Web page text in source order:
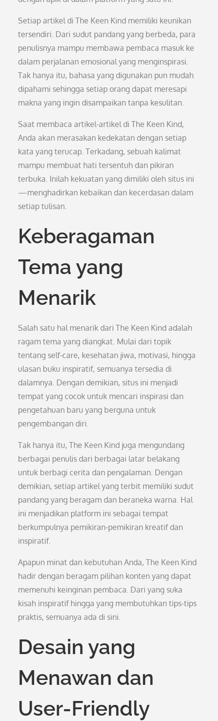
Setiap artikel di The Keen Kind memiliki keunikan
tersendiri. Dari sudut pandang yang berbeda, para
penulisnya mampu membawa pembaca masuk ke
dalam perjalanan emosional yang menginspirasi.
Tak hanya itu, bahasa yang digunakan pun mudah
dipahami sehingga setiap orang dapat meresapi
makna yang ingin disampaikan tanpa kesulitan.
Saat membaca artikel-artikel di The Keen Kind,
Anda akan merasakan kedekatan dengan setiap
kata yang terucap. Terkadang, sebuah kalimat
mampu membuat hati tersentuh dan pikiran
terbuka. Inilah kekuatan yang dimiliki oleh situs ini
—menghadirkan kebaikan dan kecerdasan dalam
setiap tulisan.
Keberagaman
Tema yang
Menarik
Salah satu hal menarik dari The Keen Kind adalah
ragam tema yang diangkat. Mulai dari topik
tentang self-care, kesehatan jiwa, motivasi, hingga
ulasan buku inspiratif, semuanya tersedia di
dalamnya. Dengan demikian, situs ini menjadi
tempat yang cocok untuk mencari inspirasi dan
pengetahuan baru yang berguna untuk
pengembangan diri.
Tak hanya itu, The Keen Kind juga mengundang
berbagai penulis dari berbagai latar belakang
untuk berbagi cerita dan pengalaman. Dengan
demikian, setiap artikel yang terbit memiliki sudut
pandang yang beragam dan beraneka warna. Hal
ini menjadikan platform ini sebagai tempat
berkumpulnya pemikiran-pemikiran kreatif dan
inspiratif.
Apapun minat dan kebutuhan Anda, The Keen Kind
hadir dengan beragam pilihan konten yang dapat
memenuhi keinginan pembaca. Dari yang suka
kisah inspiratif hingga yang membutuhkan tips-tips
praktis, semuanya ada di sini.
Desain yang
Menawan dan
User-Friendly